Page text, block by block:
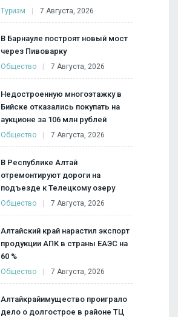
Туризм 7 Августа, 2026
В Барнауле построят новый мост
через Пивоварку
Общество 7 Августа, 2026
Недостроенную многоэтажку в
Бийске отказались покупать на
аукционе за 106 млн рублей
Общество 7 Августа, 2026
В Республике Алтай
отремонтируют дороги на
подъезде к Телецкому озеру
Общество 7 Августа, 2026
Алтайский край нарастил экспорт
продукции АПК в страны ЕАЭС на
60 %
Общество 7 Августа, 2026
Алтайкрайимущество проиграло
дело о долгострое в районе ТЦ